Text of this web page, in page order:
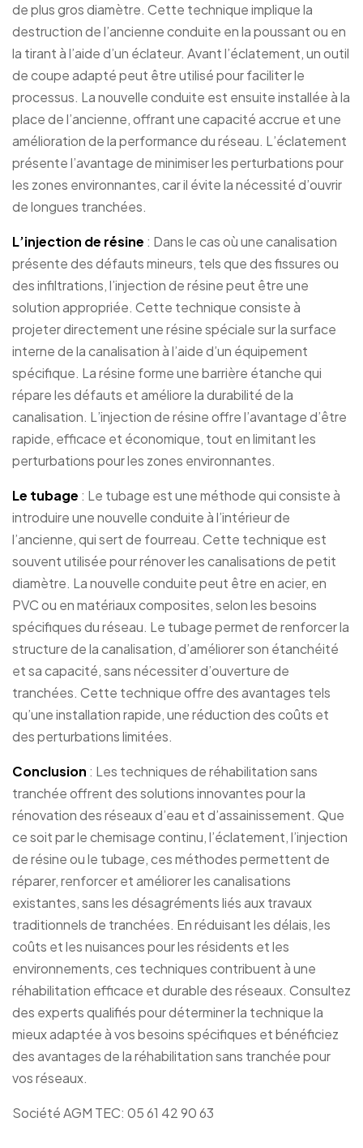
de plus gros diamètre. Cette technique implique la
destruction de l’ancienne conduite en la poussant ou en
la tirant à l’aide d’un éclateur. Avant l’éclatement, un outil
de coupe adapté peut être utilisé pour faciliter le
processus. La nouvelle conduite est ensuite installée à la
place de l’ancienne, offrant une capacité accrue et une
amélioration de la performance du réseau. L’éclatement
présente l’avantage de minimiser les perturbations pour
les zones environnantes, car il évite la nécessité d’ouvrir
de longues tranchées.
L’injection de résine : Dans le cas où une canalisation
présente des défauts mineurs, tels que des fissures ou
des infiltrations, l’injection de résine peut être une
solution appropriée. Cette technique consiste à
projeter directement une résine spéciale sur la surface
interne de la canalisation à l’aide d’un équipement
spécifique. La résine forme une barrière étanche qui
répare les défauts et améliore la durabilité de la
canalisation. L’injection de résine offre l’avantage d’être
rapide, efficace et économique, tout en limitant les
perturbations pour les zones environnantes.
Le tubage : Le tubage est une méthode qui consiste à
introduire une nouvelle conduite à l’intérieur de
l’ancienne, qui sert de fourreau. Cette technique est
souvent utilisée pour rénover les canalisations de petit
diamètre. La nouvelle conduite peut être en acier, en
PVC ou en matériaux composites, selon les besoins
spécifiques du réseau. Le tubage permet de renforcer la
structure de la canalisation, d’améliorer son étanchéité
et sa capacité, sans nécessiter d’ouverture de
tranchées. Cette technique offre des avantages tels
qu’une installation rapide, une réduction des coûts et
des perturbations limitées.
Conclusion : Les techniques de réhabilitation sans
tranchée offrent des solutions innovantes pour la
rénovation des réseaux d’eau et d’assainissement. Que
ce soit par le chemisage continu, l’éclatement, l’injection
de résine ou le tubage, ces méthodes permettent de
réparer, renforcer et améliorer les canalisations
existantes, sans les désagréments liés aux travaux
traditionnels de tranchées. En réduisant les délais, les
coûts et les nuisances pour les résidents et les
environnements, ces techniques contribuent à une
réhabilitation efficace et durable des réseaux. Consultez
des experts qualifiés pour déterminer la technique la
mieux adaptée à vos besoins spécifiques et bénéficiez
des avantages de la réhabilitation sans tranchée pour
vos réseaux.
Société AGM TEC: 05 61 42 90 63